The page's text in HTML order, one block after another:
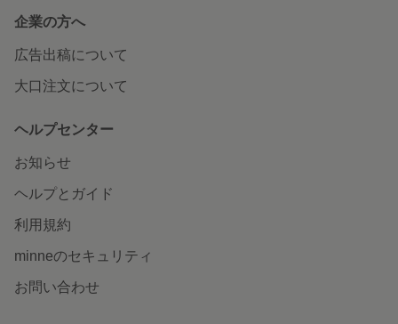
企業の方へ
広告出稿について
大口注文について
ヘルプセンター
お知らせ
ヘルプとガイド
利用規約
minneのセキュリティ
お問い合わせ